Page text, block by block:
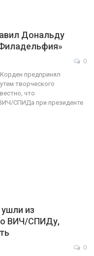
Дональду
0
предпринял
творческого
что
СПИДа при президенте
из
ВИЧ/СПИДу,
0